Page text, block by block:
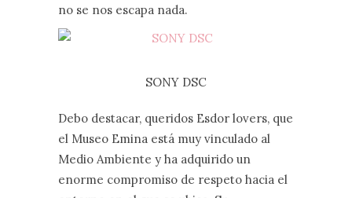
no se nos escapa nada.
SONY DSC
Debo destacar, queridos Esdor lovers, que
el Museo Emina está muy vinculado al
Medio Ambiente y ha adquirido un
enorme compromiso de respeto hacia el